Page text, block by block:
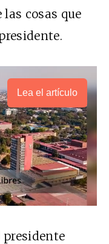
cosas que
Lea el artículo
presidente